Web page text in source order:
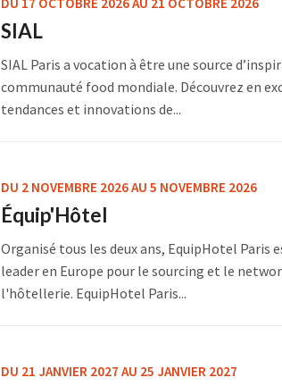
SIAL
SIAL Paris a vocation à être une source
communauté food mondiale. Découvrez en
tendances et innovations de...
DU 2 NOVEMBRE 2026 AU 5 NOVEMBRE 2026
Équip'Hôtel
Organisé tous les deux ans, EquipHotel Paris
leader en Europe pour le sourcing et le
l'hôtellerie. EquipHotel Paris...
DU 21 JANVIER 2027 AU 25 JANVIER 2027